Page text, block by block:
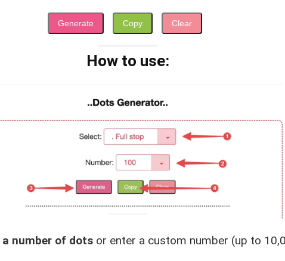
Generate Copy Clear
How to use:
a number of dots or enter a custom number (up to